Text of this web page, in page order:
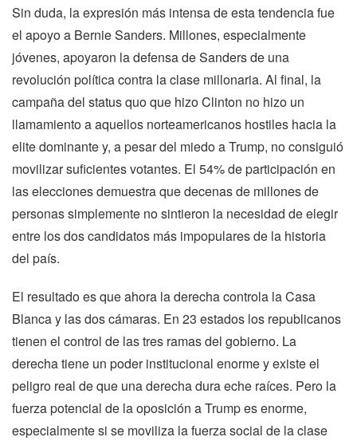
Sin duda, la expresión más intensa de esta tendencia fue
el apoyo a Bernie Sanders. Millones, especialmente
jóvenes, apoyaron la defensa de Sanders de una
revolución política contra la clase millonaria. Al final, la
campaña del status quo que hizo Clinton no hizo un
llamamiento a aquellos norteamericanos hostiles hacia la
elite dominante y, a pesar del miedo a Trump, no consiguió
movilizar suficientes votantes. El 54% de participación en
las elecciones demuestra que decenas de millones de
personas simplemente no sintieron la necesidad de elegir
entre los dos candidatos más impopulares de la historia
del país.
El resultado es que ahora la derecha controla la Casa
Blanca y las dos cámaras. En 23 estados los republicanos
tienen el control de las tres ramas del gobierno. La
derecha tiene un poder institucional enorme y existe el
peligro real de que una derecha dura eche raíces. Pero la
fuerza potencial de la oposición a Trump es enorme,
especialmente si se moviliza la fuerza social de la clase